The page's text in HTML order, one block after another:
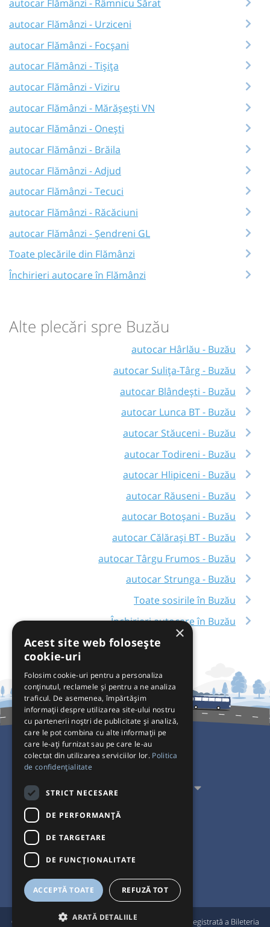
autocar Flămânzi - Râmnicu Sărat
autocar Flămânzi - Urziceni
autocar Flămânzi - Focșani
autocar Flămânzi - Tișița
autocar Flămânzi - Viziru
autocar Flămânzi - Mărășești VN
autocar Flămânzi - Onești
autocar Flămânzi - Brăila
autocar Flămânzi - Adjud
autocar Flămânzi - Tecuci
autocar Flămânzi - Răcăciuni
autocar Flămânzi - Șendreni GL
Toate plecările din Flămânzi
Închirieri autocare în Flămânzi
Alte plecări spre Buzău
autocar Hârlău - Buzău
autocar Sulița-Târg - Buzău
autocar Blândești - Buzău
autocar Lunca BT - Buzău
autocar Stăuceni - Buzău
autocar Todireni - Buzău
autocar Hlipiceni - Buzău
autocar Răuseni - Buzău
autocar Botoșani - Buzău
autocar Călărași BT - Buzău
autocar Târgu Frumos - Buzău
autocar Strunga - Buzău
Toate sosirile în Buzău
Închirieri autocare în Buzău
Pentru Călători
Pentru Transportatori
Interacționăm
Acceptăm plăți cu
© Bileteria 2004-2026 | Autogari.RO® este marcă înregistrată a Bileteria
×
Acest site web folosește
cookie-uri
Folosim cookie-uri pentru a personaliza
conținutul, reclamele și pentru a ne analiza
traficul. De asemenea, împărtășim
informații despre utilizarea site-ului nostru
cu partenerii noștri de publicitate și analiză,
care le pot combina cu alte informații pe
care le-ați furnizat sau pe care le-au
colectat din utilizarea serviciilor lor. Politica
de confidențialitate
STRICT NECESARE
DE PERFORMANȚĂ
DE TARGETARE
DE FUNCŢIONALITATE
ACCEPTĂ TOATE REFUZĂ TOT
ARATĂ DETALIILE